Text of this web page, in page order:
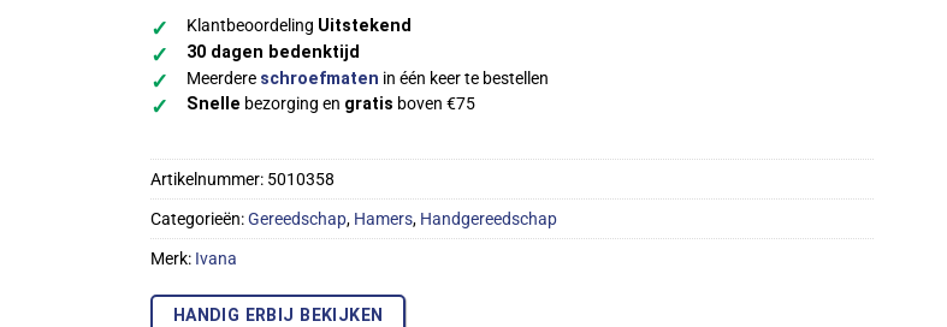
✓ Klantbeoordeling Uitstekend
✓ 30 dagen bedenktijd
✓ Meerdere schroefmaten in één keer te bestellen
✓ Snelle bezorging en gratis boven €75
Artikelnummer: 5010358
Categorieën:Gereedschap, Hamers, Handgereedschap
Merk: Ivana
HANDIG ERBIJ BEKIJKEN